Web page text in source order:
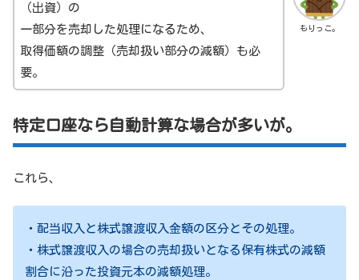
もりっこ。
（出資）の
一部分を売却した処理になるため、
取得価額の調整（売却扱い部分の減額）も必
要。
特定口座なら自動計算な場合が多いが。
これら、
・配当収入と株式譲渡収入金額の区分とその処理。
・株式譲渡収入の場合の売却扱いとなる保有株式の減額
割合に沿った投資元本の減額処理。